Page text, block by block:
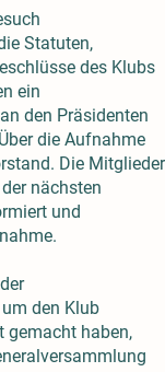
Statuten,
des Klubs
ein
den Präsidenten
die Aufnahme
Die Mitglieder
nächsten
und
den Klub
gemacht haben,